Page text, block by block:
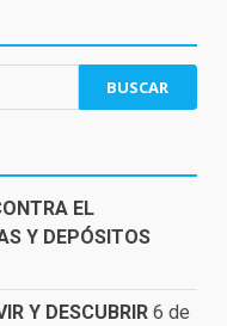
EL
Y DEPÓSITOS
Y DESCUBRIR 6 de